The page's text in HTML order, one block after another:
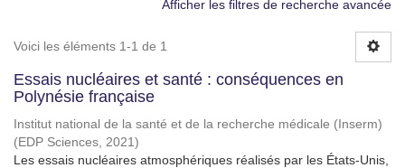
Afficher les filtres de recherche avancée
Voici les éléments 1-1 de 1
Essais nucléaires et santé : conséquences en
Polynésie française
Institut national de la santé et de la recherche médicale (Inserm)
(EDP Sciences, 2021)
Les essais nucléaires atmosphériques réalisés par les États-Unis,